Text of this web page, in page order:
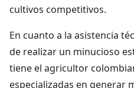
cultivos competitivos.
En cuanto a la asistencia
de realizar un minucioso
tiene el agricultor
especializadas en generar